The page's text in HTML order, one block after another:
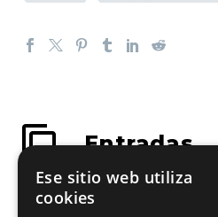
Entradas
relacionadas
Ese sitio web utiliza
cookies